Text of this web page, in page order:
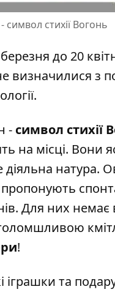
символ стихії Вогонь
до 20
визначилися з
- символ стихії
на місці. Вони
діяльна натура.
пропонують
Для них немає
!
іграшки та